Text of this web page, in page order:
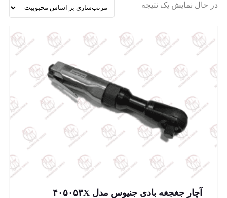
در حال نمایش یک نتیجه
آچار جغجغه بادی جنیوس مدل ۴۰۵۰۵۳X